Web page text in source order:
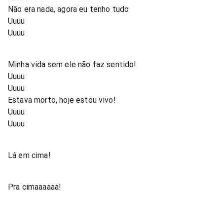
Não era nada, agora eu tenho tudo
Uuuu
Uuuu
Minha vida sem ele não faz sentido!
Uuuu
Uuuu
Estava morto, hoje estou vivo!
Uuuu
Uuuu
Lá em cima!
Pra cimaaaaaa!